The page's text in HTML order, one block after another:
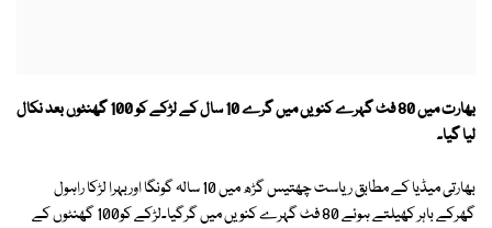
بھارت میں 80 فٹ گہرے کنویں میں گرے 10 سال کے لڑکے کو 100 گھنٹوں بعد نکال
لیا گیا۔
بھارتی میڈیا کے مطابق ریاست چھتیس گڑھ میں 10 سالہ گونگا اوربہرا لڑکا راہول
گھرکے باہر کھیلتے ہوئے 80 فٹ گہرے کنویں میں گرگیا۔لڑکے کو100 گھنٹوں کے